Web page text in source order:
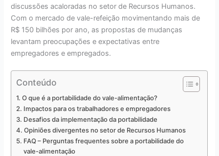
discussões acaloradas no setor de Recursos Humanos.
Com o mercado de vale-refeição movimentando mais de
R$ 150 bilhões por ano, as propostas de mudanças
levantam preocupações e expectativas entre
empregadores e empregados.
Conteúdo
O que é a portabilidade do vale-alimentação?
Impactos para os trabalhadores e empregadores
Desafios da implementação da portabilidade
Opiniões divergentes no setor de Recursos Humanos
FAQ – Perguntas frequentes sobre a portabilidade do
vale-alimentação